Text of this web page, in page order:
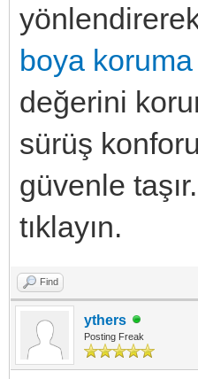
boya koruma
değerini
sürüş
güvenle
tıklayın.
Find
ythers
Posting Freak